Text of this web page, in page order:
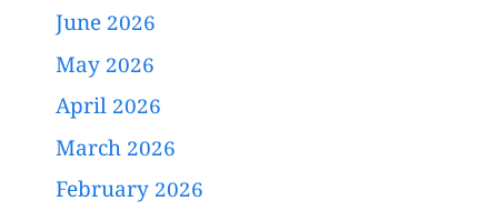
June 2026
May 2026
April 2026
March 2026
February 2026